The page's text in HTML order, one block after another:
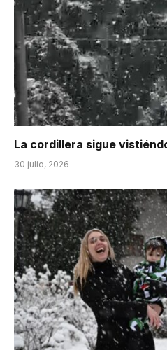
La cordillera sigue
30 julio, 2026